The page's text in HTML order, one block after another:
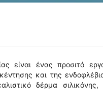
είναι ένας προσιτό
και της
δέρμα σιλικόνης,